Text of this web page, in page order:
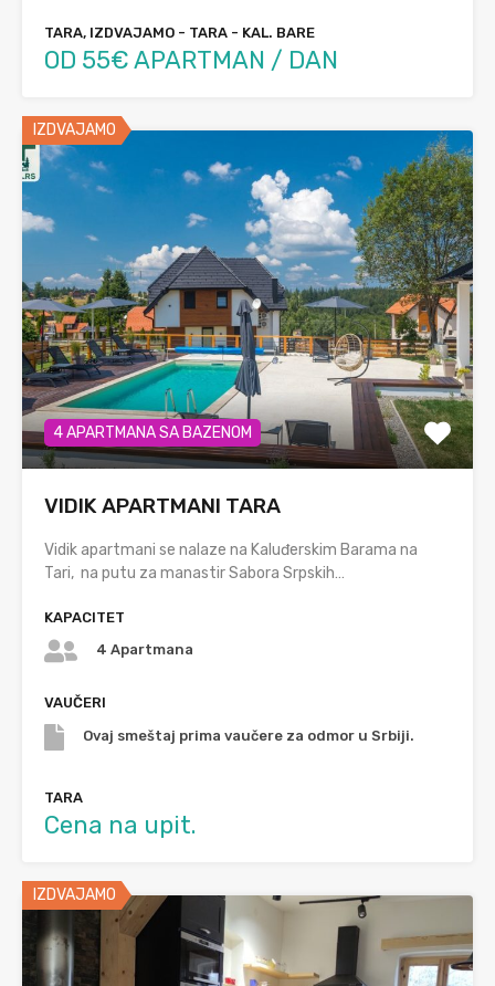
TARA, IZDVAJAMO - TARA - KAL. BARE
OD 55€ APARTMAN / DAN
IZDVAJAMO
4 APARTMANA SA BAZENOM
VIDIK APARTMANI TARA
Vidik apartmani se nalaze na Kaluđerskim Barama na
Tari, na putu za manastir Sabora Srpskih…
KAPACITET
4 Apartmana
VAUČERI
Ovaj smeštaj prima vaučere za odmor u Srbiji.
TARA
Cena na upit.
IZDVAJAMO